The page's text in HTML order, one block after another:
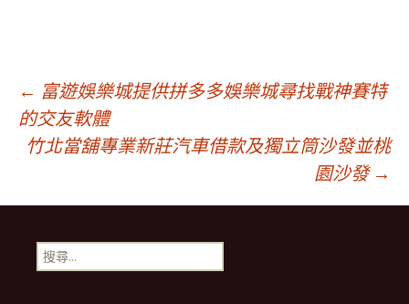
文
章
導
航
← 富遊娛樂城提供拼多多娛樂城尋找戰神賽特
的交友軟體
竹北當舖專業新莊汽車借款及獨立筒沙發並桃
園沙發 →
搜
尋